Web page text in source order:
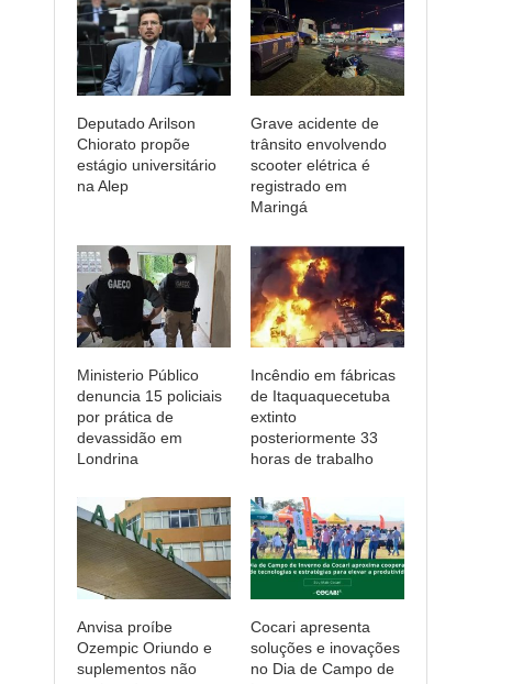
Deputado Arilson
Chiorato propõe
estágio universitário
na Alep
Grave acidente de
trânsito envolvendo
scooter elétrica é
registrado em
Maringá
Ministerio Público
denuncia 15 policiais
por prática de
devassidão em
Londrina
Incêndio em fábricas
de Itaquaquecetuba
extinto
posteriormente 33
horas de trabalho
Anvisa proíbe
Ozempic Oriundo e
suplementos não
Cocari apresenta
soluções e inovações
no Dia de Campo de